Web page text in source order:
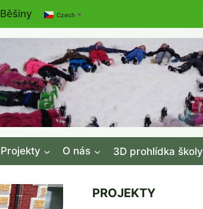
Běšiny Czech ▼
Projekty O nás 3D prohlídka školy
PROJEKTY